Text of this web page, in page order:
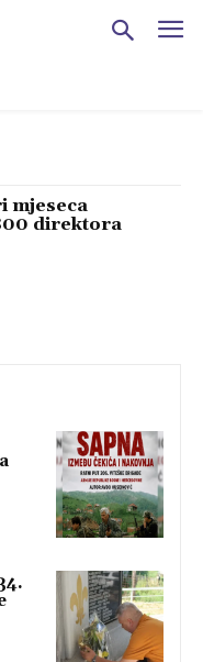
mjeseca
direktora